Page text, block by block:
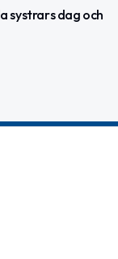
systrars dag och